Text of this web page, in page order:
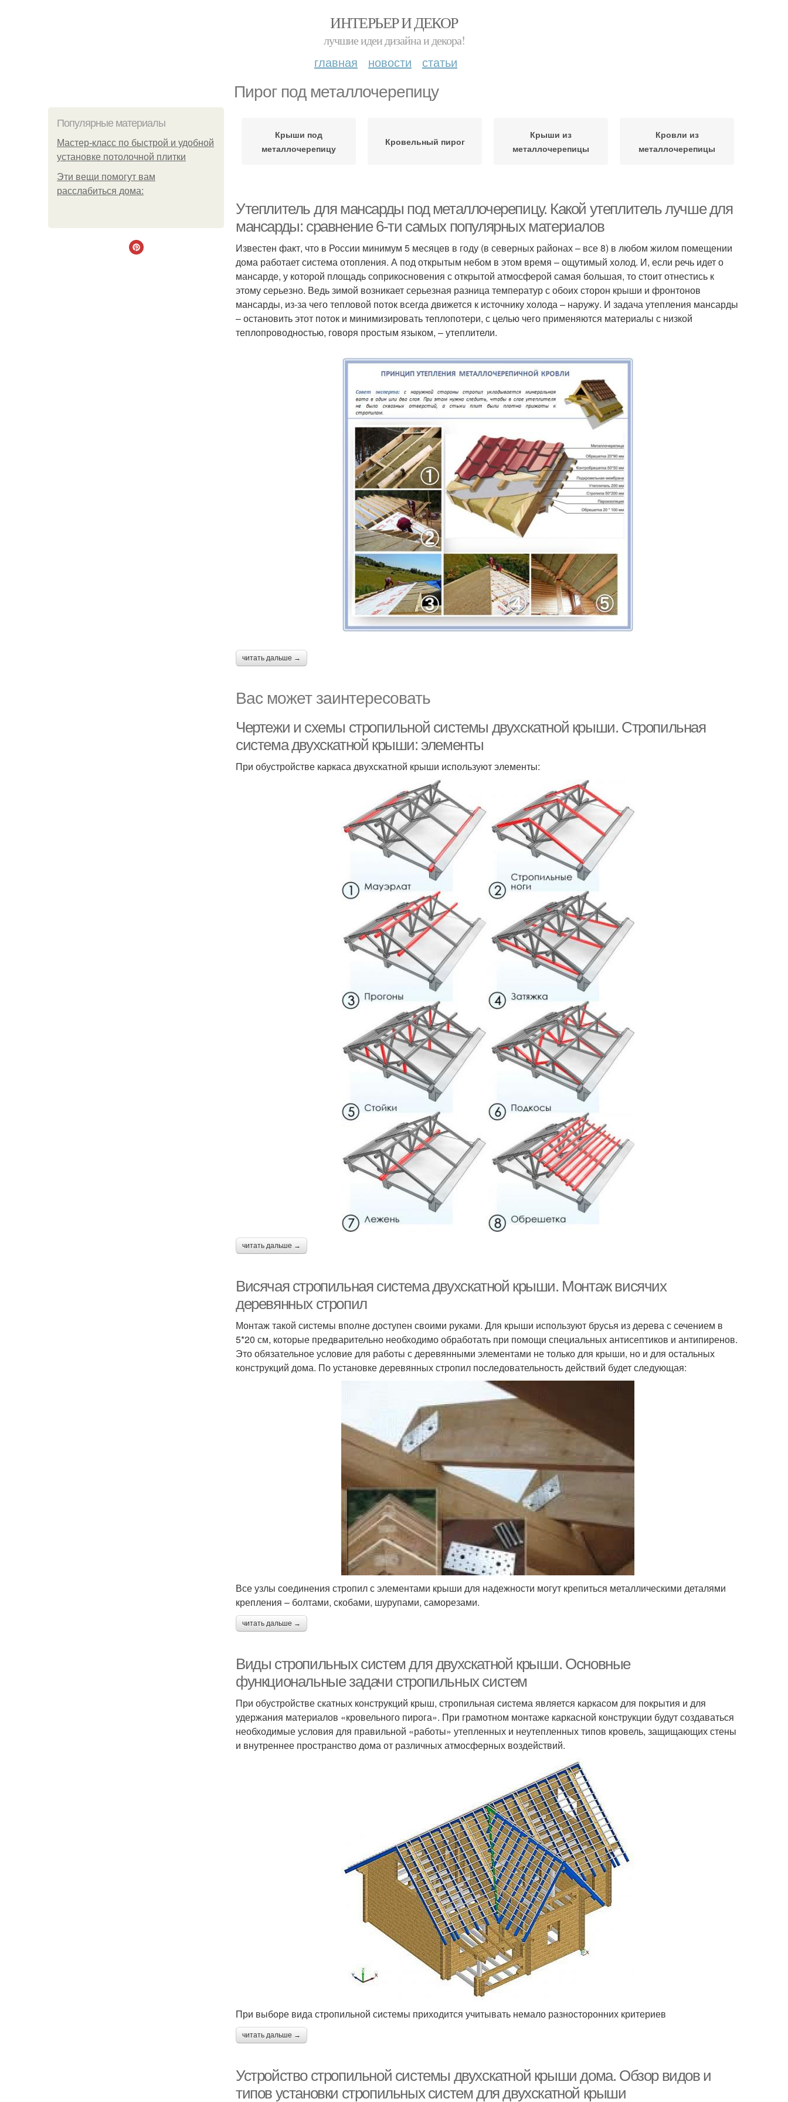
ИНТЕРЬЕР И ДЕКОР
лучшие идеи дизайна и декора!
главная новости статьи
Пирог под металлочерепицу
Популярные материалы
Мастер-класс по быстрой и удобной
установке потолочной плитки
Эти вещи помогут вам
расслабиться дома:
Крыши под
металлочерепицу
Кровельный пирог
Крыши из
металлочерепицы
Кровли из
металлочерепицы
Утеплитель для мансарды под металлочерепицу. Какой утеплитель лучше для
мансарды: сравнение 6-ти самых популярных материалов
Известен факт, что в России минимум 5 месяцев в году (в северных районах – все 8) в любом жилом помещении
дома работает система отопления. А под открытым небом в этом время – ощутимый холод. И, если речь идет о
мансарде, у которой площадь соприкосновения с открытой атмосферой самая большая, то стоит отнестись к
этому серьезно. Ведь зимой возникает серьезная разница температур с обоих сторон крыши и фронтонов
мансарды, из-за чего тепловой поток всегда движется к источнику холода – наружу. И задача утепления мансарды
– остановить этот поток и минимизировать теплопотери, с целью чего применяются материалы с низкой
теплопроводностью, говоря простым языком, – утеплители.
читать дальше →
Вас может заинтересовать
Чертежи и схемы стропильной системы двухскатной крыши. Стропильная
система двухскатной крыши: элементы
При обустройстве каркаса двухскатной крыши используют элементы:
читать дальше →
Висячая стропильная система двухскатной крыши. Монтаж висячих
деревянных стропил
Монтаж такой системы вполне доступен своими руками. Для крыши используют брусья из дерева с сечением в
5*20 см, которые предварительно необходимо обработать при помощи специальных антисептиков и антипиренов.
Это обязательное условие для работы с деревянными элементами не только для крыши, но и для остальных
конструкций дома. По установке деревянных стропил последовательность действий будет следующая:
Все узлы соединения стропил с элементами крыши для надежности могут крепиться металлическими деталями
крепления – болтами, скобами, шурупами, саморезами.
читать дальше →
Виды стропильных систем для двухскатной крыши. Основные
функциональные задачи стропильных систем
При обустройстве скатных конструкций крыш, стропильная система является каркасом для покрытия и для
удержания материалов «кровельного пирога». При грамотном монтаже каркасной конструкции будут создаваться
необходимые условия для правильной «работы» утепленных и неутепленных типов кровель, защищающих стены
и внутреннее пространство дома от различных атмосферных воздействий.
При выборе вида стропильной системы приходится учитывать немало разносторонних критериев
читать дальше →
Устройство стропильной системы двухскатной крыши дома. Обзор видов и
типов установки стропильных систем для двухскатной крыши